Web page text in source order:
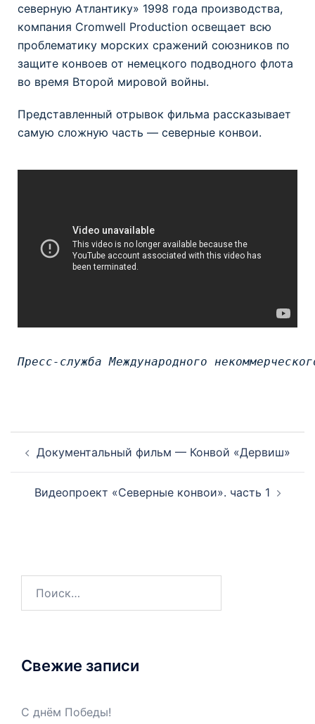
северную Атлантику» 1998 года производства,
компания Cromwell Production освещает всю
проблематику морских сражений союзников по
защите конвоев от немецкого подводного флота
во время Второй мировой войны.
Представленный отрывок фильма рассказывает
самую сложную часть — северные конвои.
Пресс-служба Международного
Документальный фильм — Конвой «Дервиш»
Видеопроект «Северные конвои». часть 1
Свежие записи
С днём Победы!